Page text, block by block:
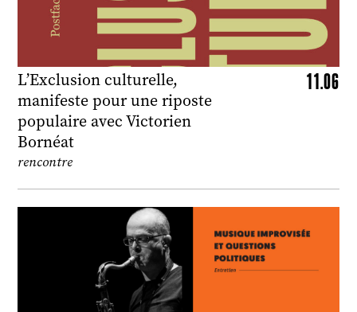
L’Exclusion culturelle,
manifeste pour une riposte
populaire avec Victorien
Bornéat
11.06
rencontre